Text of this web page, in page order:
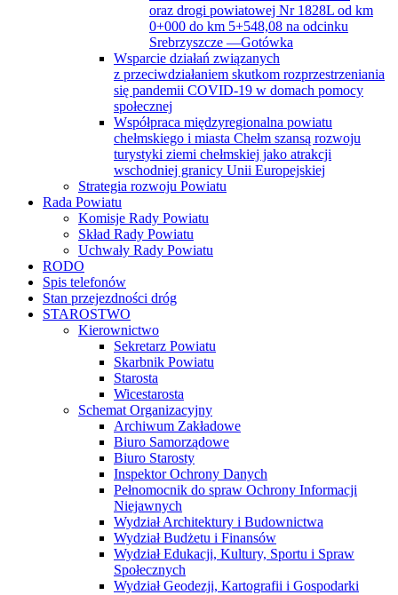
oraz drogi powiatowej Nr 1828L od km
0+000 do km 5+548,08 na odcinku
Srebrzyszcze —Gotówka
Wsparcie działań związanych
z przeciwdziałaniem skutkom rozprzestrzeniania
się pandemii COVID-19 w domach pomocy
społecznej
Współpraca międzyregionalna powiatu
chełmskiego i miasta Chełm szansą rozwoju
turystyki ziemi chełmskiej jako atrakcji
wschodniej granicy Unii Europejskiej
Strategia rozwoju Powiatu
Rada Powiatu
Komisje Rady Powiatu
Skład Rady Powiatu
Uchwały Rady Powiatu
RODO
Spis telefonów
Stan przejezdności dróg
STAROSTWO
Kierownictwo
Sekretarz Powiatu
Skarbnik Powiatu
Starosta
Wicestarosta
Schemat Organizacyjny
Archiwum Zakładowe
Biuro Samorządowe
Biuro Starosty
Inspektor Ochrony Danych
Pełnomocnik do spraw Ochrony Informacji
Niejawnych
Wydział Architektury i Budownictwa
Wydział Budżetu i Finansów
Wydział Edukacji, Kultury, Sportu i Spraw
Społecznych
Wydział Geodezji, Kartografii i Gospodarki